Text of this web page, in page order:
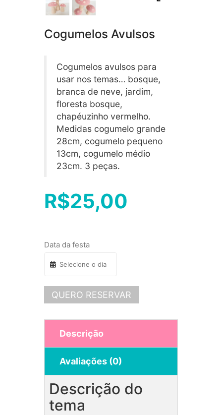
Cogumelos Avulsos
Cogumelos avulsos para
usar nos temas… bosque,
branca de neve, jardim,
floresta bosque,
chapéuzinho vermelho.
Medidas cogumelo grande
28cm, cogumelo pequeno
13cm, cogumelo médio
23cm. 3 peças.
R$25,00
Data da festa
QUERO RESERVAR
Descrição
Avaliações (0)
Descrição do
tema